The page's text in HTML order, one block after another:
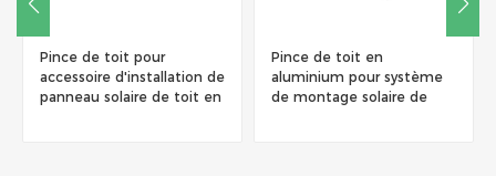
Pince de toit pour
accessoire d'installation de
panneau solaire de toit en
Pince de toit en
aluminium pour système
de montage solaire de